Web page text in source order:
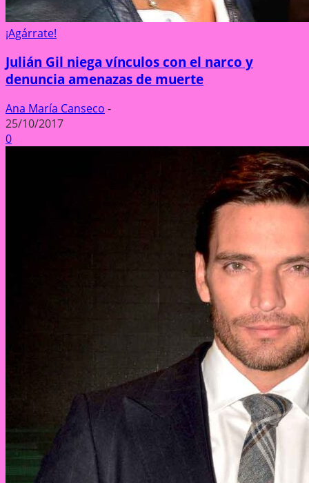
¡Agárrate!
Julián Gil niega vínculos con el narco y
denuncia amenazas de muerte
Ana María Canseco -
25/10/2017
0